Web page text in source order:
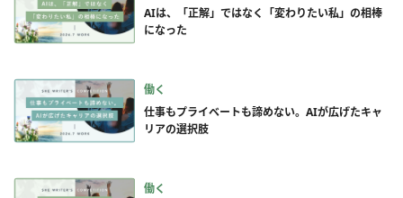
AIは、「正解」ではなく「変わりたい私」の相棒
になった
働く
仕事もプライベートも諦めない。AIが広げたキャ
リアの選択肢
働く